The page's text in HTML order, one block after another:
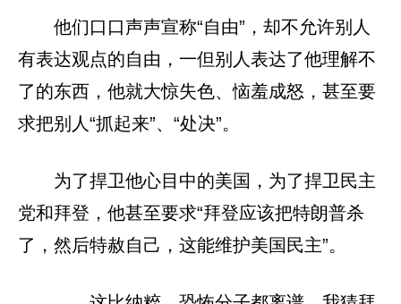
他们口口声声宣称“自由”，却不允许别人
有表达观点的自由，一但别人表达了他理解不
了的东西，他就大惊失色、恼羞成怒，甚至要
求把别人“抓起来”、“处决”。
为了捍卫他心目中的美国，为了捍卫民主
党和拜登，他甚至要求“拜登应该把特朗普杀
了，然后特赦自己，这能维护美国民主”。